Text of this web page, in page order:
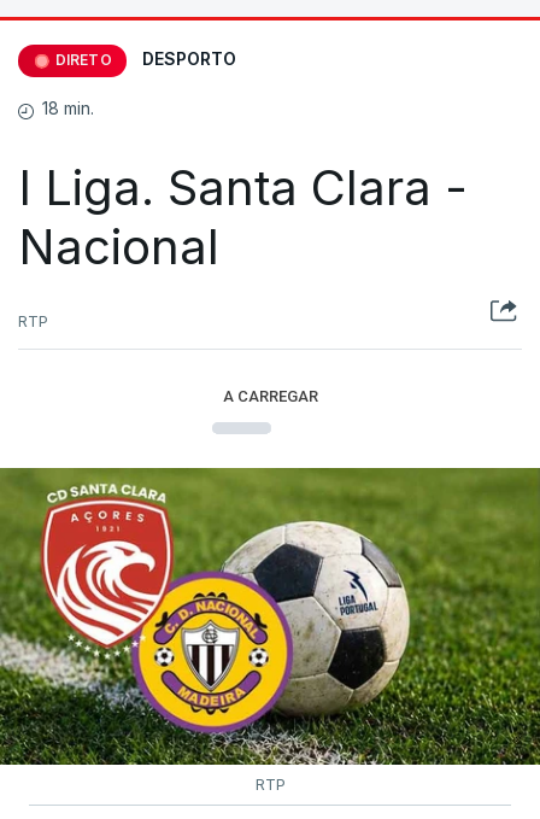
DIRETO DESPORTO
18 min.
I Liga. Santa Clara -
Nacional
RTP
A CARREGAR
RTP